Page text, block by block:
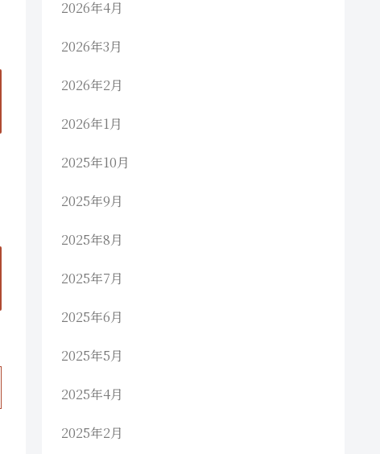
2026年4月
2026年3月
2026年2月
2026年1月
2025年10月
2025年9月
2025年8月
2025年7月
2025年6月
2025年5月
2025年4月
2025年2月